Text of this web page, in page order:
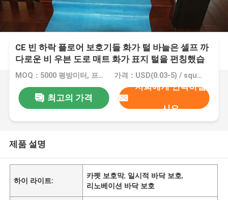
CE 빈 하락 플로어 보호기들 화가 털 바늘은 셀프 까
다로운 비 우븐 도로 매트 화가 표지 털을 펀칭했습
니다
MOQ：5000 평방미터, 프린팅과 10000 평방미터 가격：USD(0.03-5) / square meter
최고의 가격
저희에게 연락하십
시오
제품 설명
하이 라이트:
카펫 보호막, 일시적 바닥 보호,
리노베이션 바닥 보호